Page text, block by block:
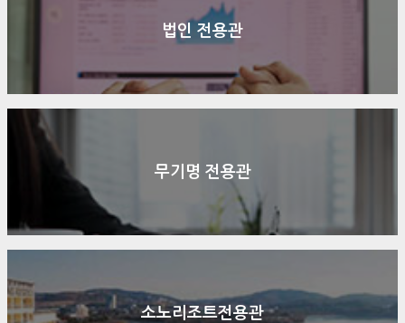
법인 전용관
무기명 전용관
소노리조트전용관